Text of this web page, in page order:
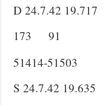
D 24.7.42 19.717
173 91
51414-51503
S 24.7.42 19.635